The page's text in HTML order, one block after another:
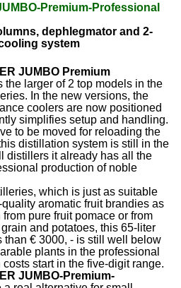
Premium-Professional
dephlegmator and 2-
system
JUMBO Premium
the larger of 2 top models in the
In the new versions, the
coolers are now positioned
simplifies setup and handling.
to be moved for reloading the
distillation system is still in the
distillers it already has all the
production of noble
which is just as suitable
aromatic fruit brandies as
pure fruit pomace or from
and potatoes, this 65-liter
than € 3000, - is still well below
plants in the professional
start in the five-digit range.
JUMBO-Premium-